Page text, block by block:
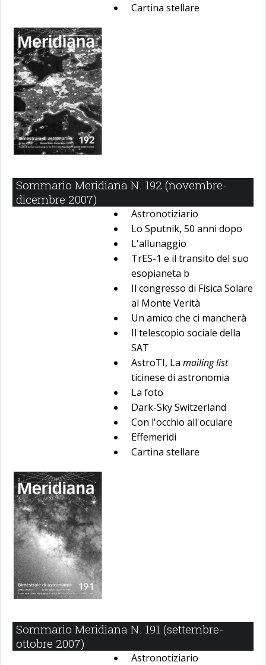
Cartina stellare
Sommario Meridiana N. 192 (novembre-
dicembre 2007)
Astronotiziario
Lo Sputnik, 50 anni dopo
L'allunaggio
TrES-1 e il transito del suo
esopianeta b
Il congresso di Fisica Solare
al Monte Verità
Un amico che ci mancherà
Il telescopio sociale della
SAT
AstroTI, La mailing list
ticinese di astronomia
La foto
Dark-Sky Switzerland
Con l'occhio all'oculare
Effemeridi
Cartina stellare
Sommario Meridiana N. 191 (settembre-
ottobre 2007)
Astronotiziario